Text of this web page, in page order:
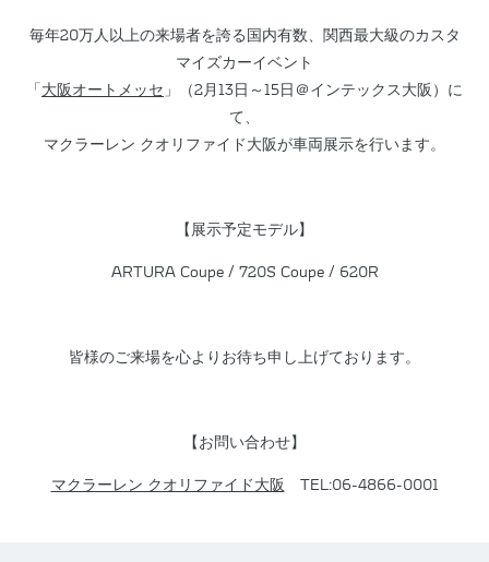
毎年20万人以上の来場者を誇る国内有数、関西最大級のカスタ
マイズカーイベント
「大阪オートメッセ 」（2月13日～15日＠インテックス大阪）に
て、
マクラーレン クオリファイド大阪が車両展示を行います。
【展示予定モデル】
ARTURA Coupe / 720S Coupe / 620R
皆様のご来場を心よりお待ち申し上げております。
【お問い合わせ】
マクラーレン クオリファイド大阪 TEL:06-4866-0001